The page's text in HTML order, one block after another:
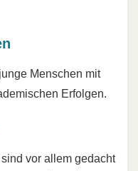
Menschen mit
Erfolgen.
vor allem gedacht